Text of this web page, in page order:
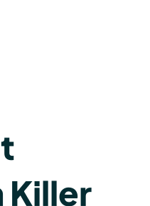
Killer